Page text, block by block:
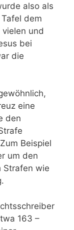
also als
dem
und
bei
die
eine
den
Beispiel
um den
Strafen wie
163 –